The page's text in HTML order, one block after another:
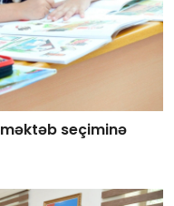
məktəb seçiminə